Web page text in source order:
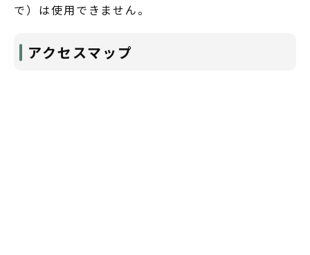
で）は使用できません。
アクセスマップ